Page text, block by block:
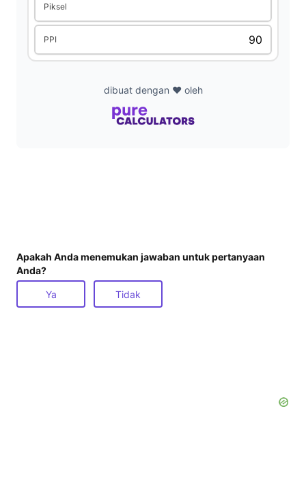
e
o
Piksel
PPI
dibuat dengan ❤️ oleh
Apakah Anda menemukan jawaban untuk pertanyaan
Anda?
Ya Tidak